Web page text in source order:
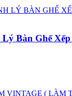
Bàn Ghế Xếp